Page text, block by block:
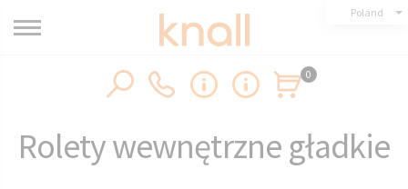
Poland
0
Rolety wewnętrzne gładkie